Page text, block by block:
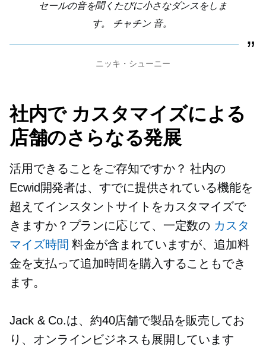
セールの音を聞くたびに小さなダンスをしま
す。
チャチン音。
ニッキ・シューニー
社内でカスタマイズによる
店舗のさらなる発展
活用できることをご存知ですか？社内の
Ecwid開発者は、すでに提供されている機能を
超えてインスタントサイトをカスタマイズで
きますか？プランに応じて、一定数の カスタ
マイズ時間 料金が含まれていますが、追加料
金を支払って追加時間を購入することもでき
ます。
Jack & Co.は、約40店舗で製品を販売してお
り、オンラインビジネスも展開しています